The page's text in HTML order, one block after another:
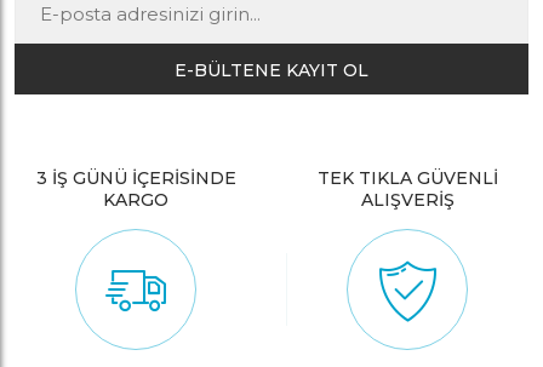
E-BÜLTENE KAYIT OL
3 İŞ GÜNÜ İÇERİSİNDE
KARGO
TEK TIKLA GÜVENLİ
ALIŞVERİŞ